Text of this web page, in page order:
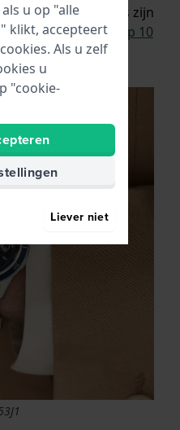
herenhorloges zijn
ons blog over de Top 10
u op "alle
klikt, accepteert
Als u zelf
u
"cookie-
Liever niet